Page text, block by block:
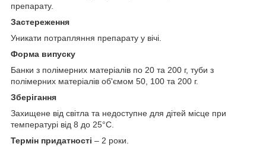
препарату.
Застереження
Уникати потрапляння препарату у вічі.
Форма випуску
Банки з полімерних матеріалів по 20 та 200 г, туби з
полімерних матеріалів об'ємом 50, 100 та 200 г.
Зберігання
Захищене від світла та недоступне для дітей місце при
температурі від 8 до 25°С.
Термін придатності – 2 роки.